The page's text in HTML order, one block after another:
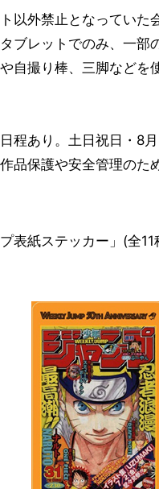
以外禁止となっていた
ブレットでのみ、一部
自撮り棒、三脚などを
程あり。土日祝日・8
品保護や安全管理のた
表紙ステッカー」(全